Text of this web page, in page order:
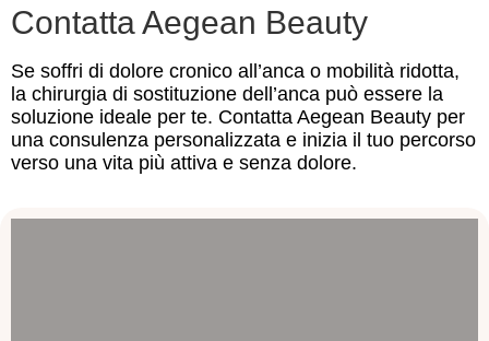
Contatta Aegean Beauty
Se soffri di dolore cronico all’anca o mobilità ridotta,
la chirurgia di sostituzione dell’anca può essere la
soluzione ideale per te. Contatta Aegean Beauty per
una consulenza personalizzata e inizia il tuo percorso
verso una vita più attiva e senza dolore.